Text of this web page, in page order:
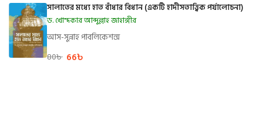
সালাতের মধ্যে হাত বাঁধার বিধান (একটি হাদীসতাত্ত্বিক পর্যালোচনা)
ড. খোন্দকার আব্দুল্লাহ জাহাঙ্গীর
আস-সুন্নাহ পাবলিকেশন্স
80৳ 66৳